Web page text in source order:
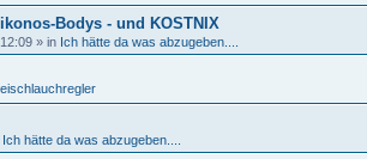
Bodys - und KOSTNIX
» in Ich hätte da was abzugeben....
Ich hätte da was abzugeben....